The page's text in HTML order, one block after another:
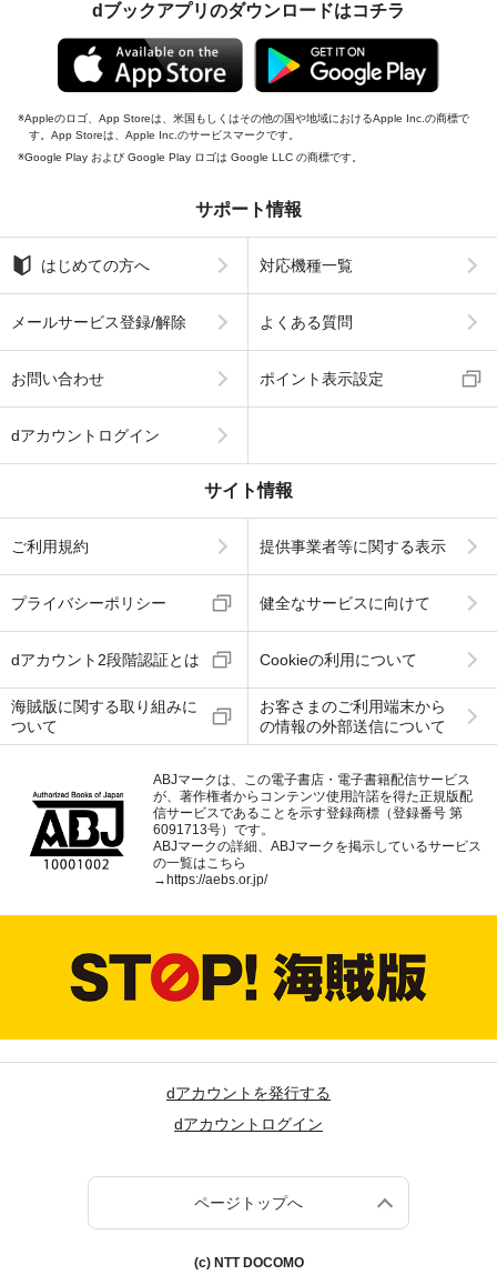
dブックアプリのダウンロードはコチラ
Appleのロゴ、App Storeは、米国もしくはその他の国や地域におけるApple Inc.の商標で
す。App Storeは、Apple Inc.のサービスマークです。
Google Play および Google Play ロゴは Google LLC の商標です。
サポート情報
はじめての方へ 対応機種一覧
メールサービス登録/解除 よくある質問
お問い合わせ ポイント表示設定
dアカウントログイン
サイト情報
ご利用規約 提供事業者等に関する表示
プライバシーポリシー 健全なサービスに向けて
dアカウント2段階認証とは Cookieの利用について
海賊版に関する取り組みに
ついて
お客さまのご利用端末から
の情報の外部送信について
ABJマークは、この電子書店・電子書籍配信サービス
が、著作権者からコンテンツ使用許諾を得た正規版配
信サービスであることを示す登録商標（登録番号 第
6091713号）です。
ABJマークの詳細、ABJマークを掲示しているサービス
の一覧はこちら
→ https://aebs.or.jp/
dアカウントを発行する
dアカウントログイン
ページトップへ
(c) NTT DOCOMO